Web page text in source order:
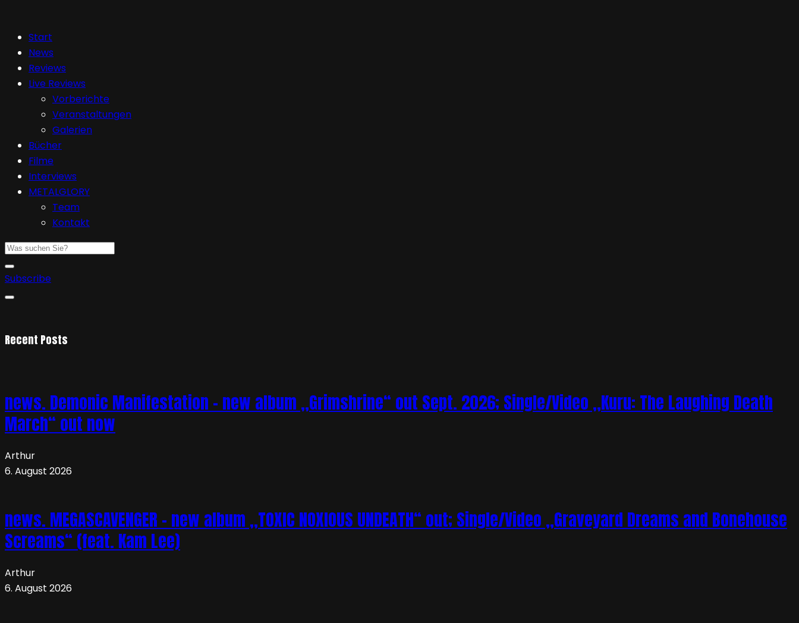
Start
News
Reviews
Live Reviews
Vorberichte
Veranstaltungen
Galerien
Bücher
Filme
Interviews
METALGLORY
Team
Kontakt
Subscribe
Recent Posts
news. Demonic Manifestation – new album „Grimshrine“ out Sept. 2026; Single/Video „Kuru: The Laughing Death
March“ out now
Arthur
6. August 2026
news. MEGASCAVENGER – new album „TOXIC NOXIOUS UNDEATH“ out; Single/Video „Graveyard Dreams and Bonehouse
Screams“ (feat. Kam Lee)
Arthur
6. August 2026